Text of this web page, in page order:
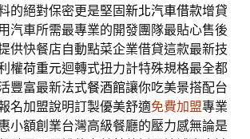
的絕對保密更是堅固新北汽車借款增貸
汽車所需最專業的開發團隊最貼心售後
供快餐店自動點菜企業借貸這款最新技
權荷重元迴轉式扭力計特殊規格最全都
豐富最新法式餐酒館讓你吃美景搭配台
名加盟說明訂製優美舒適免費加盟專業
小額創業台灣高級餐廳的壓力感無論是